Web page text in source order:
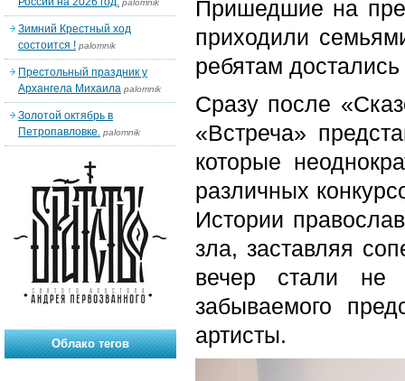
Пришедшие на
приходили
ребятам
Сразу после
«Встреча»
которые
различных
Истории
зла, заставляя
вечер стали не
забываемого
артисты.
palomnik
Зимний Крестный ход
состоится ! palomnik
Престольный праздник у
Архангела Михаила palomnik
Золотой октябрь в
Петропавловке. palomnik
Облако тегов